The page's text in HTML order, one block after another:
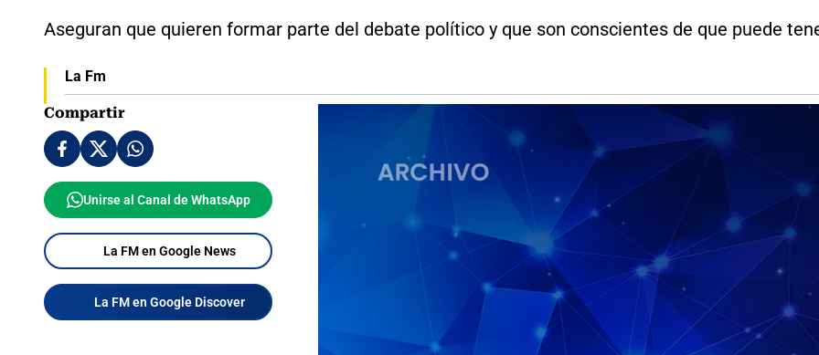
Aseguran que quieren formar parte del debate político y que son conscientes de que puede
La Fm
Compartir
Unirse al Canal de WhatsApp
La FM en Google News
La FM en Google Discover